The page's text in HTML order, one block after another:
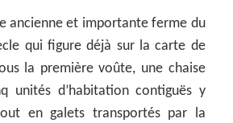
ancienne et importante ferme du
qui figure déjà sur la carte de
la première voûte, une chaise
unités d’habitation contiguës y
en galets transportés par la